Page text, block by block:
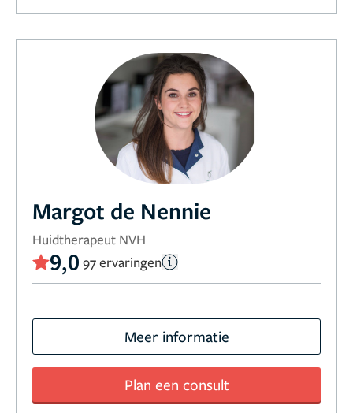
Margot de Nennie
Huidtherapeut NVH
9,0 97 ervaringen
Meer informatie
Plan een consult